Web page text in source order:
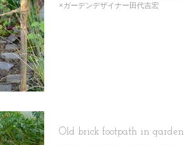
×ガーデンデザイナー田代吉宏
Old brick footpath in garden